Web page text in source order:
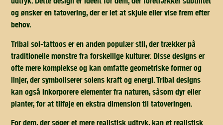
og ønsker en tatovering, der er let at skjule eller vise frem efter
behov.
Tribal sol-tattoos er en anden populær stil, der trækker på
traditionelle mønstre fra forskellige kulturer. Disse designs er
ofte mere komplekse og kan omfatte geometriske former og
linjer, der symboliserer solens kraft og energi. Tribal designs
kan også inkorporere elementer fra naturen, såsom dyr eller
planter, for at tilføje en ekstra dimension til tatoveringen.
For dem, der søger et mere realistisk udtryk, kan et realistisk